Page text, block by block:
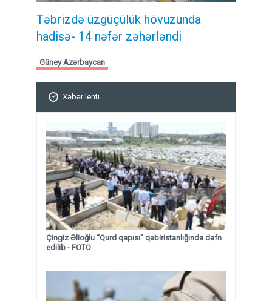
Təbrizdə üzgüçülük hövuzunda
hadisə- 14 nəfər zəhərləndi
Güney Azərbaycan
Xəbər lenti
Çingiz Əlioğlu “Qurd qapısı” qəbiristanlığında dəfn
edilib - FOTO